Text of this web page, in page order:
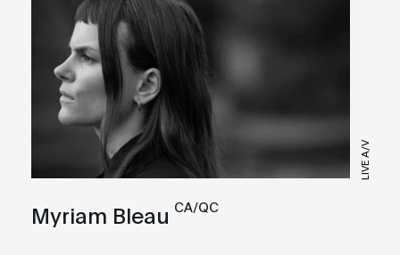
LIVE A/V
Myriam Bleau CA/QC